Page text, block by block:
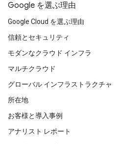
Google を選ぶ理由
Google Cloud を選ぶ理由
信頼とセキュリティ
モダンなクラウド インフラ
マルチクラウド
グローバル インフラストラクチャ
所在地
お客様と導入事例
アナリスト レポート